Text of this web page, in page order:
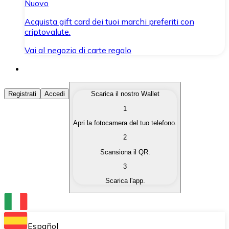
Nuovo
Acquista gift card dei tuoi marchi preferiti con
criptovalute.
Vai al negozio di carte regalo
Acquista Criptovalute
Acquista le criptovalute che ti interessano in modo
Converti le tue criptovalute in valuta fiat quando ne
Scambia una criptovaluta con un'altra
Conserva le tue cripto in un Wallet self-custodial.
Registrati Accedi
Scarica il nostro Wallet
1
Apri la fotocamera del tuo telefono.
2
Scansiona il QR.
3
Scarica l'app.
Español